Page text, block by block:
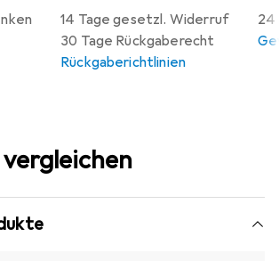
14 Tage gesetzl. Widerruf
30 Tage Rückgaberecht
Rückgaberichtlinien
24